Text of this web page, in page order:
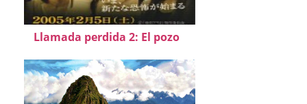
Llamada perdida 2: El pozo